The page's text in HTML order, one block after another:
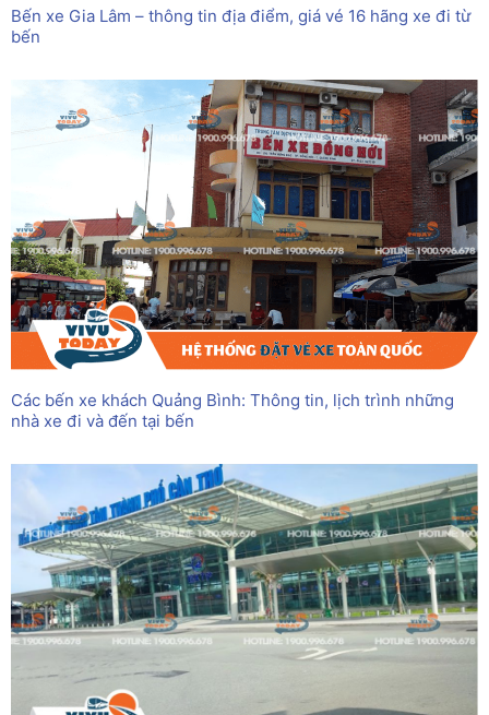
Bến xe Gia Lâm – thông tin địa điểm, giá vé 16 hãng xe đi từ
bến
Các bến xe khách Quảng Bình: Thông tin, lịch trình những
nhà xe đi và đến tại bến